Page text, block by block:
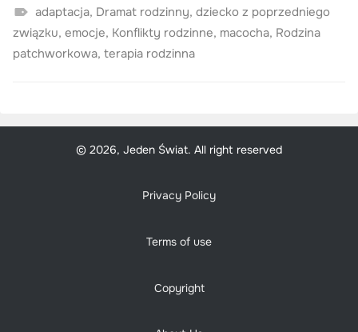
adaptacja, Dramat rodzinny, dziecko z poprzedniego
związku, emocje, Konflikty rodzinne, macocha, Rodzina
patchworkowa, terapia rodzinna
© 2026, Jeden Świat. All right reserved
Privacy Policy
Terms of use
Copyright